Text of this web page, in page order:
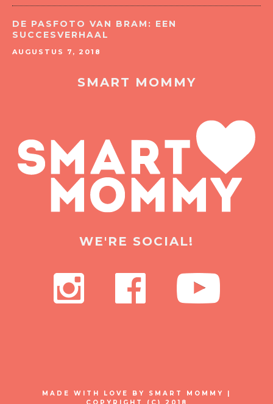
DE PASFOTO VAN BRAM: EEN
SUCCESVERHAAL
AUGUSTUS 7, 2018
SMART MOMMY
WE'RE SOCIAL!
MADE WITH LOVE BY SMART MOMMY |
COPYRIGHT (C) 2018